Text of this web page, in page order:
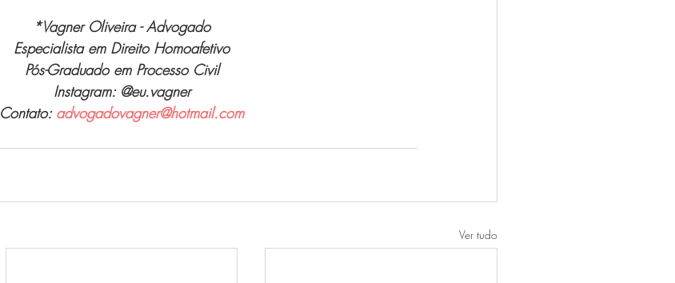
*Vagner Oliveira - Advogado
Especialista em Direito Homoafetivo
Pós-Graduado em Processo Civil
Instagram: @eu.vagner
Contato: advogadovagner@hotmail.com
Ver tudo